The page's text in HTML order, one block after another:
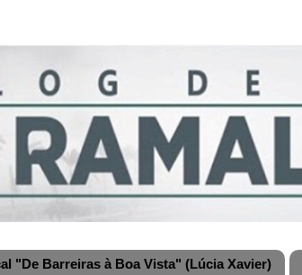
"De Barreiras à Boa Vista" (Lúcia Xavier)